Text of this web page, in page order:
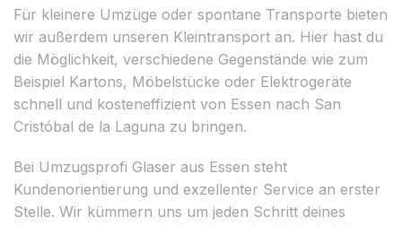
Für kleinere Umzüge oder spontane Transporte bieten
wir außerdem unseren Kleintransport an. Hier hast du
die Möglichkeit, verschiedene Gegenstände wie zum
Beispiel Kartons, Möbelstücke oder Elektrogeräte
schnell und kosteneffizient von Essen nach San
Cristóbal de la Laguna zu bringen.
Bei Umzugsprofi Glaser aus Essen steht
Kundenorientierung und exzellenter Service an erster
Stelle. Wir kümmern uns um jeden Schritt deines